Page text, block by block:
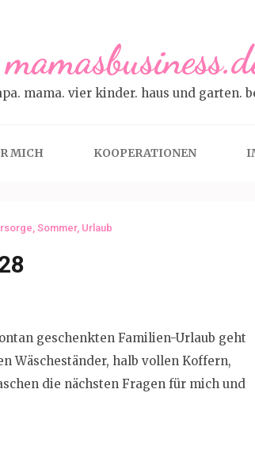
mama. vier kinder. haus und garten.
MICH KOOPERATIONEN
, Sommer, Urlaub
geschenkten Familien-Urlaub geht
Wäscheständer, halb vollen Koffern,
die nächsten Fragen für mich und